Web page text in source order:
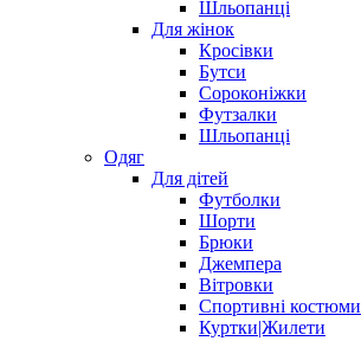
Шльопанці
Для жінок
Кросівки
Бутси
Сороконіжки
Футзалки
Шльопанці
Одяг
Для дітей
Футболки
Шорти
Брюки
Джемпера
Вітровки
Спортивні костюми
Куртки|Жилети